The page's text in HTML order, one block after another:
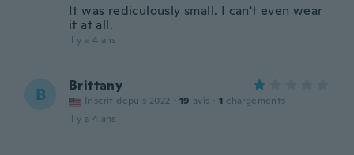
It was rediculously small. I can't even wear
it at all.
il y a 4 ans
B Brittany
Inscrit depuis 2022 · 19 avis · 1 chargements
il y a 4 ans